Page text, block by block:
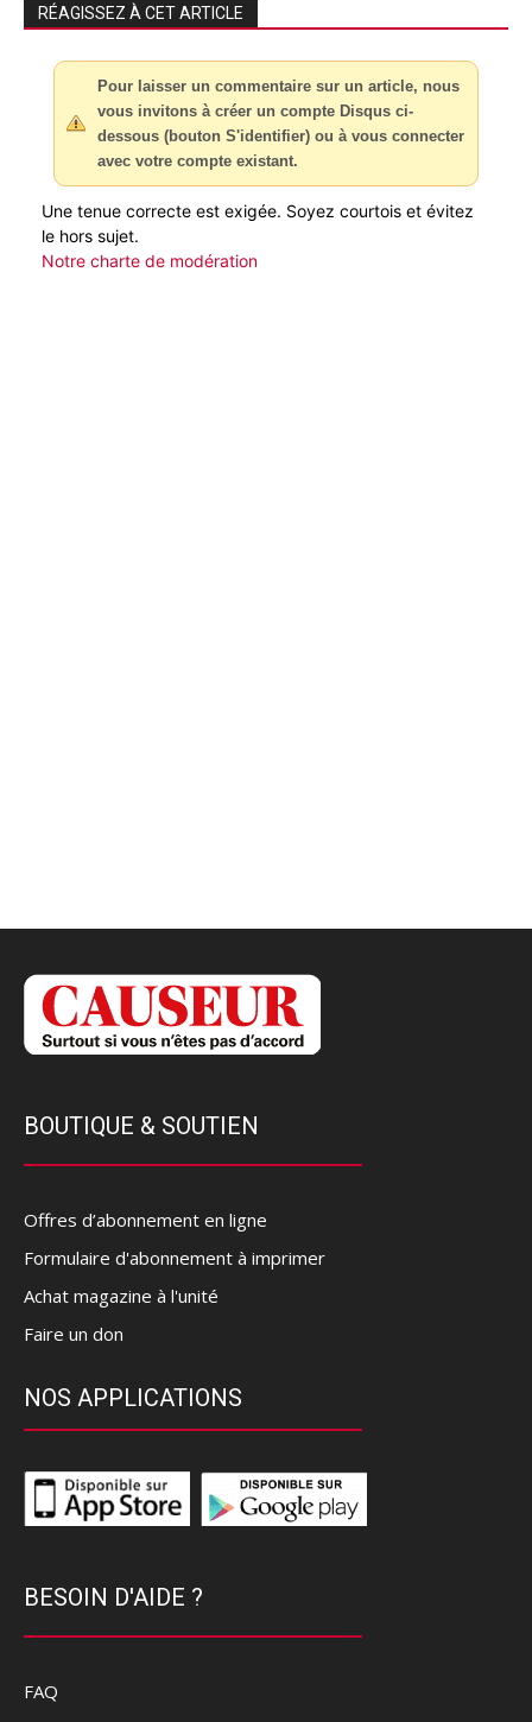
RÉAGISSEZ À CET ARTICLE
Pour laisser un commentaire sur un article, nous
vous invitons à créer un compte Disqus ci-
dessous (bouton S'identifier) ou à vous connecter
avec votre compte existant.
Une tenue correcte est exigée. Soyez courtois et évitez
le hors sujet.
Notre charte de modération
BOUTIQUE & SOUTIEN
Offres d’abonnement en ligne
Formulaire d'abonnement à imprimer
Achat magazine à l'unité
Faire un don
NOS APPLICATIONS
BESOIN D'AIDE ?
FAQ